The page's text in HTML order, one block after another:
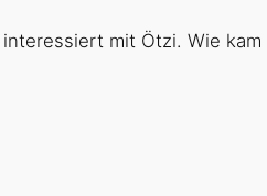
mit Ötzi. Wie kam